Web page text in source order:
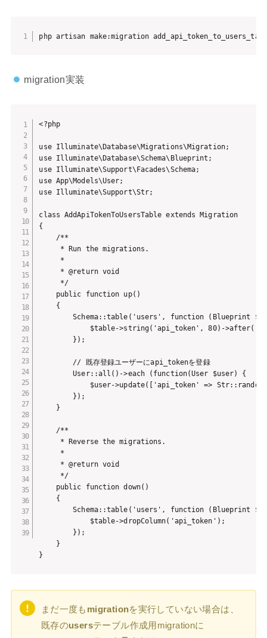
php artisan make:migration
migration実装
<?php
use Illuminate\Database\Migrations\Migration;
use Illuminate\Database\Schema\Blueprint;
use Illuminate\Support\Facades\Schema;
use App\Models\User;
use Illuminate\Support\Str;
class AddApiTokenToUsersTable extends Migration
{
    /**
     * Run the migrations.
     *
     * @return void
     */
    public function up()
    {
Schema::table('users', function (Blueprint
$table->string('api_token', 80)-
        });
        // 既存登録ユーザーにapi_tokenを登録
        User::all()->each (function(User $user) {
$user->update(['api_token' =>
        });
    }
    /**
     * Reverse the migrations.
     *
     * @return void
     */
    public function down()
    {
Schema::table('users', function (Blueprint
            $table->dropColumn('api_token');
        });
    }
}
まだ一度も migrationを実行していない場合は、
既存のusersテーブル作成用migrationに